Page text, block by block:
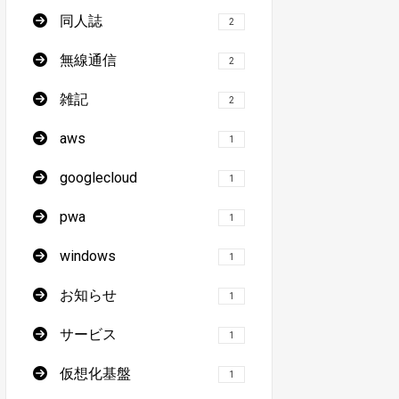
同人誌 2
無線通信 2
雑記 2
aws 1
googlecloud 1
pwa 1
windows 1
お知らせ 1
サービス 1
仮想化基盤 1